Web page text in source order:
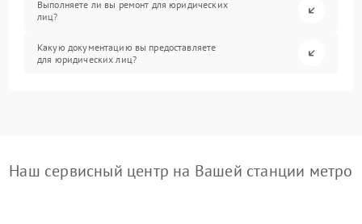
Выполняете ли вы ремонт для юридических
лиц?
Какую документацию вы предоставляете
для юридических лиц?
Наш сервисный центр на Вашей станции метро